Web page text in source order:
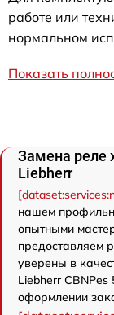
работе или
нормальном
Показать
Замена реле
Liebherr
нашем
опытными
предоставляем
уверены в
Liebherr
оформлении